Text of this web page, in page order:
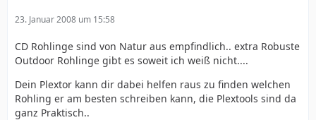
23. Januar 2008 um 15:58
CD Rohlinge sind von Natur aus empfindlich.. extra Robuste
Outdoor Rohlinge gibt es soweit ich weiß nicht....
Dein Plextor kann dir dabei helfen raus zu finden welchen
Rohling er am besten schreiben kann, die Plextools sind da
ganz Praktisch..